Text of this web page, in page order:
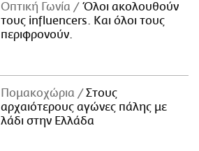
Οπτική Γωνία
Όλοι ακολουθούν
τους influencers. Και όλοι τους
περιφρονούν.
Πομακοχώρια
Στους
αρχαιότερους αγώνες πάλης με
λάδι στην Ελλάδα